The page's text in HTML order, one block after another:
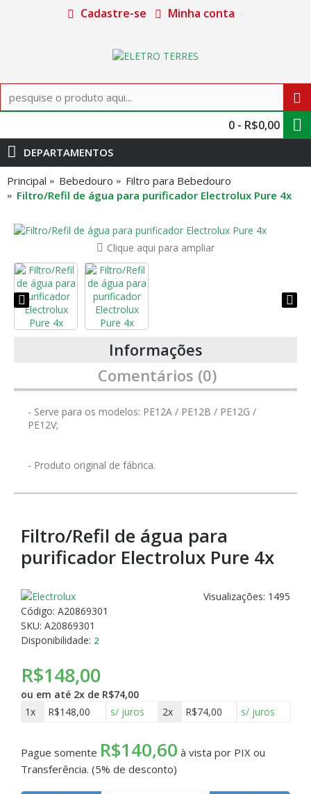
Cadastre-se Minha conta
0 - R$0,00
DEPARTAMENTOS
Principal Bebedouro
Filtro para Bebedouro
Filtro/Refil de água para purificador Electrolux Pure 4x
Clique aqui para ampliar
Informações
Comentários (0)
- Serve para os modelos: PE12A / PE12B / PE12G /
PE12V;
- Produto original de fábrica.
Filtro/Refil de água para
purificador Electrolux Pure 4x
Visualizações: 1495
Código: A20869301
SKU: A20869301
Disponibilidade: 2
R$148,00
ou em até 2x de R$74,00
1x
R$148,00 s/ juros 2x R$74,00 s/ juros
Pague somente R$140,60 à vista por PIX ou
Transferência. (5% de desconto)